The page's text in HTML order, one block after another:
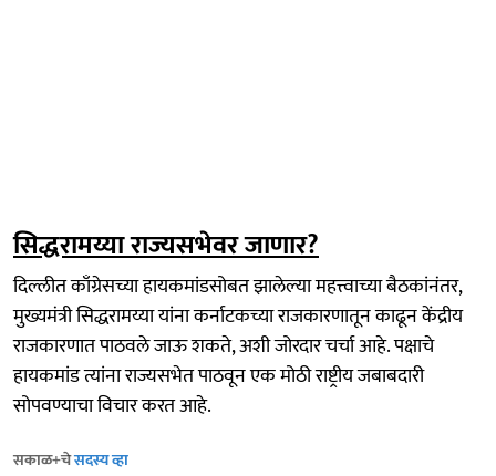
सिद्धरामय्या राज्यसभेवर जाणार?
दिल्लीत काँग्रेसच्या हायकमांडसोबत झालेल्या महत्त्वाच्या बैठकांनंतर,
मुख्यमंत्री सिद्धरामय्या यांना कर्नाटकच्या राजकारणातून काढून केंद्रीय
राजकारणात पाठवले जाऊ शकते, अशी जोरदार चर्चा आहे. पक्षाचे
हायकमांड त्यांना राज्यसभेत पाठवून एक मोठी राष्ट्रीय जबाबदारी
सोपवण्याचा विचार करत आहे.
सकाळ+चेसदस्य व्हा